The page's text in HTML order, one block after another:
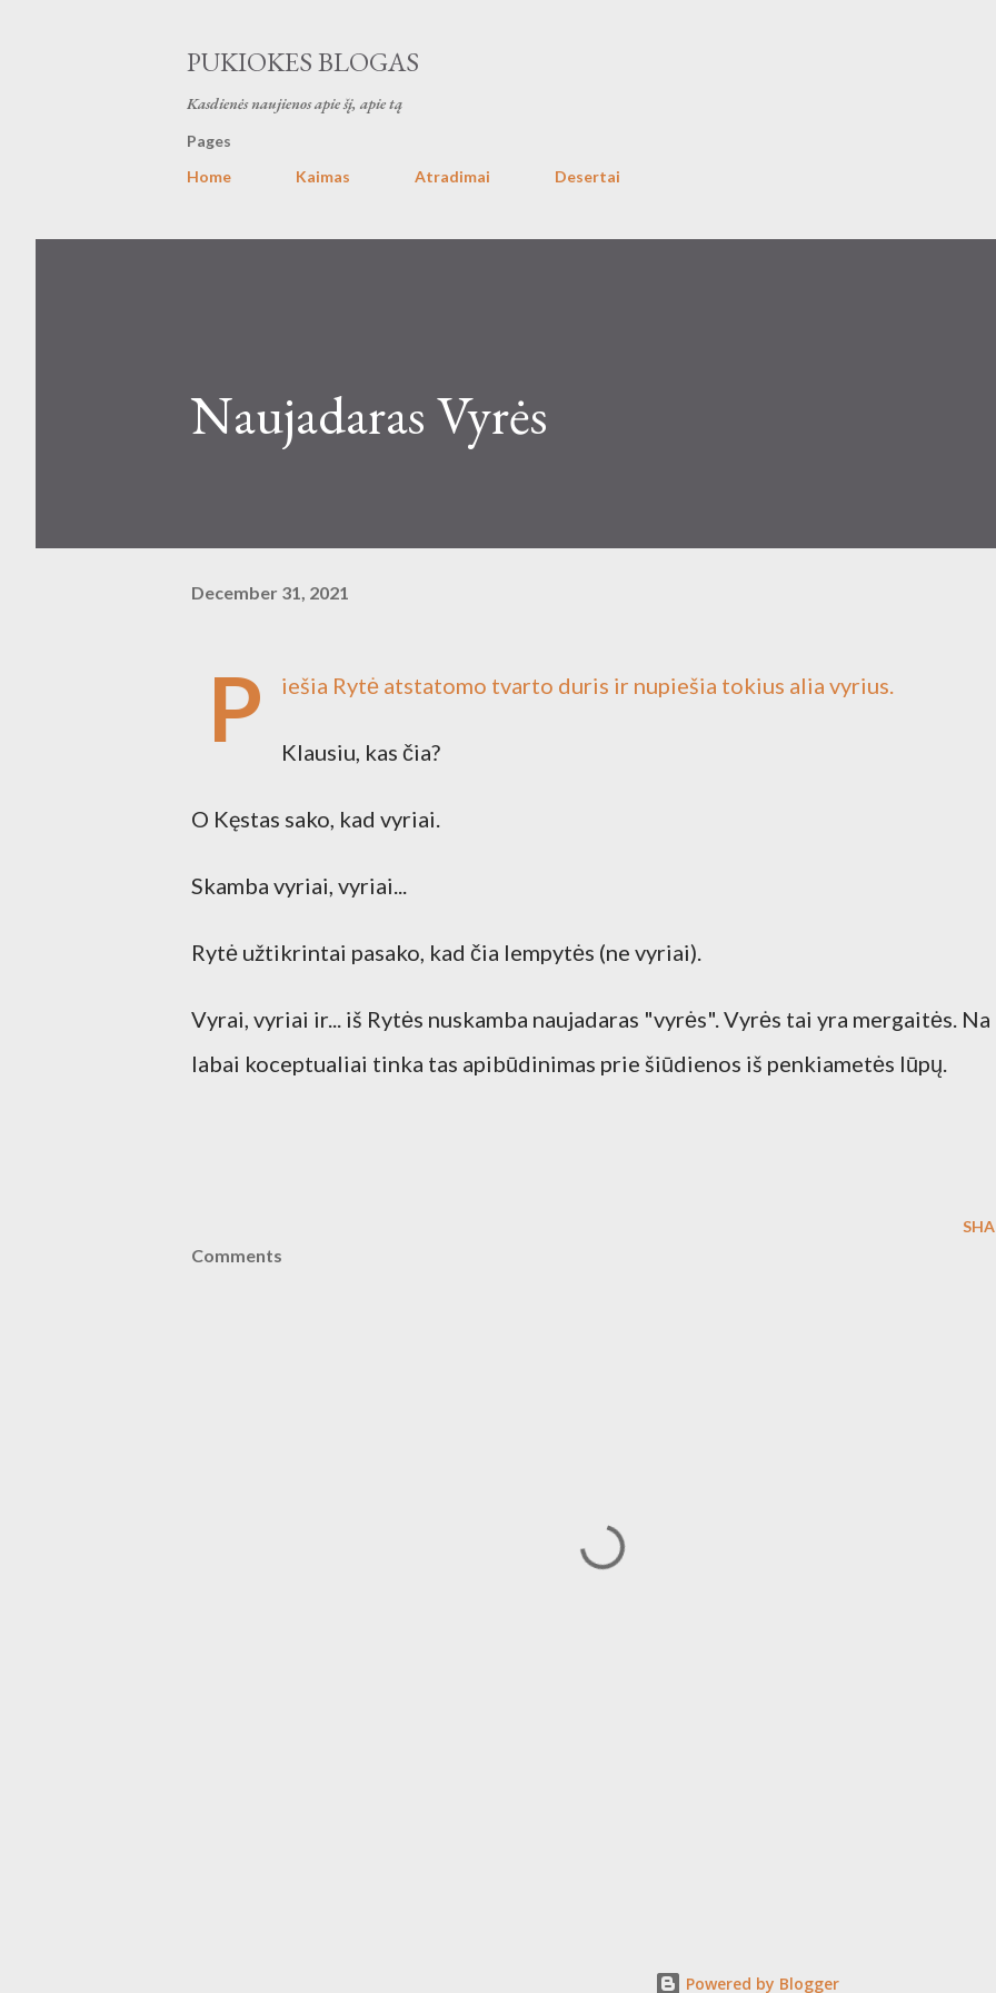
PUKIOKES BLOGAS
Kasdienės naujienos apie šį, apie tą
Pages
Home
Kaimas Atradimai Desertai
Naujadaras Vyrės
December 31, 2021
P iešia Rytė atstatomo tvarto duris ir nupiešia tokius alia vyrius.
Klausiu, kas čia?
O Kęstas sako, kad vyriai.
Skamba vyriai, vyriai...
Rytė užtikrintai pasako, kad čia lempytės (ne vyriai).
Vyrai, vyriai ir... iš Rytės nuskamba naujadaras "vyrės". Vyrės tai yra mergaitės. Na
labai koceptualiai tinka tas apibūdinimas prie šiūdienos iš penkiametės lūpų.
Comments
Powered by Blogger